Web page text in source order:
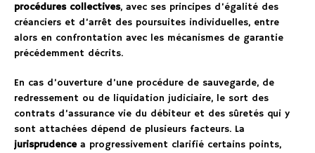
procédures collectives, avec ses principes d’égalité des
créanciers et d’arrêt des poursuites individuelles, entre
alors en confrontation avec les mécanismes de garantie
précédemment décrits.
En cas d’ouverture d’une procédure de sauvegarde, de
redressement ou de liquidation judiciaire, le sort des
contrats d’assurance vie du débiteur et des sûretés qui y
sont attachées dépend de plusieurs facteurs. La
jurisprudencea progressivement clarifié certains points,